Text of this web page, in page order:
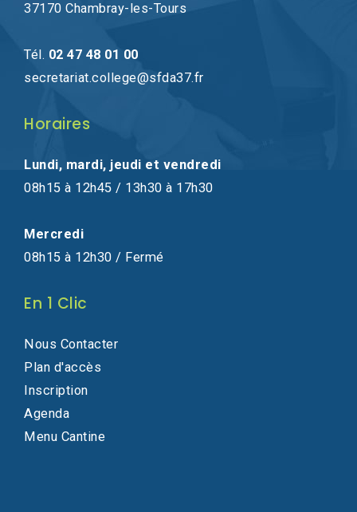
37170 Chambray-les-Tours
Tél. 02 47 48 01 00
secretariat.college@sfda37.fr
Horaires
Lundi, mardi, jeudi et vendredi
08h15 à 12h45 / 13h30 à 17h30
Mercredi
08h15 à 12h30 / Fermé
En 1 Clic
Nous Contacter
Plan d'accès
Inscription
Agenda
Menu Cantine